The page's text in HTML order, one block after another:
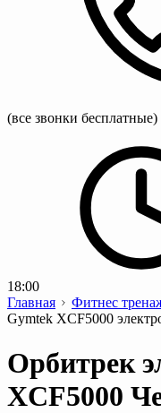
(все звонки бесплатные)
18:00
Главная
Фитнес
Gymtek XCF5000
Орбитрек
XCF5000